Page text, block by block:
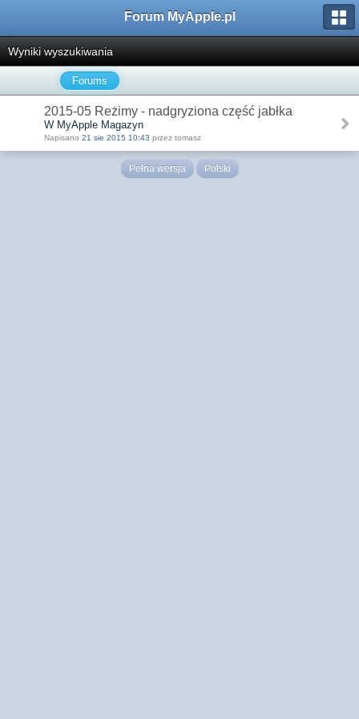
Forum MyApple.pl
Wyniki wyszukiwania
Forums
2015-05 Reżimy - nadgryziona część jabłka
W MyApple Magazyn
Napisano 21 sie 2015 10:43 przez tomasz
Pełna wersja Polski